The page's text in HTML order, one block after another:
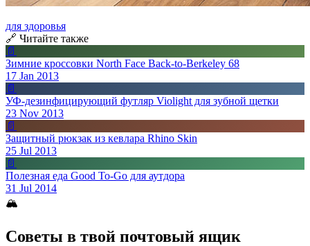
для здоровья
🔗 Читайте также
📄
Зимние кроссовки North Face Back-to-Berkeley 68
17 Jan 2013
📄
УФ-дезинфицирующий футляр Violight для зубной щетки
23 Nov 2013
📄
Защитный рюкзак из кевлара Rhino Skin
25 Jul 2013
📄
Полезная еда Good To-Go для аутдора
31 Jul 2014
🏔
Советы в твой почтовый ящик